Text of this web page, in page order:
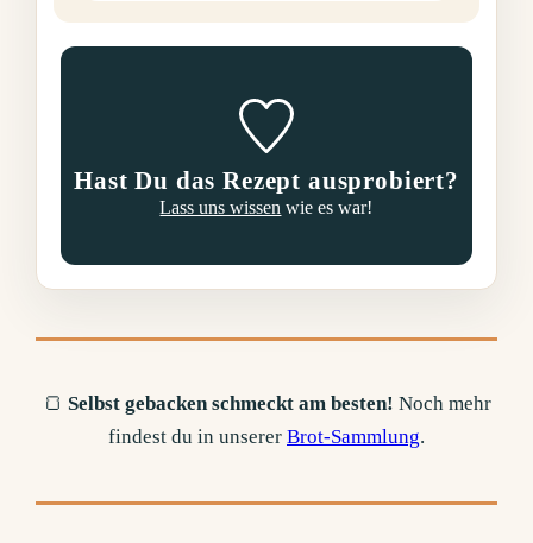
Hast Du das Rezept ausprobiert?
Lass uns wissen wie es war!
🍞 Selbst gebacken schmeckt am besten! Noch mehr
findest du in unserer Brot-Sammlung.